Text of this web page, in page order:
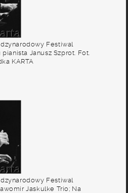
Festiwal
Janusz Szprot. Fot.
KARTA
Festiwal
Jaskulke Trio; Na